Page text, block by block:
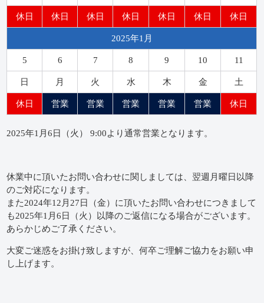
休日 休日 休日 休日 休日 休日 休日
2025年1月
5 6 7 8 9 10 11
日 月 火 水 木 金 土
休日 営業 営業 営業 営業 営業 休日
2025年1月6日（火） 9:00より通常営業となります。
休業中に頂いたお問い合わせに関しましては、翌週月曜日以降
のご対応になります。
また2024年12月27日（金）に頂いたお問い合わせにつきまして
も2025年1月6日（火）以降のご返信になる場合がございます。
あらかじめご了承ください。
大変ご迷惑をお掛け致しますが、何卒ご理解ご協力をお願い申
し上げます。